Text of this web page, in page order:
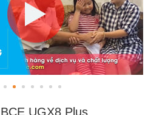
UGX8 Plus